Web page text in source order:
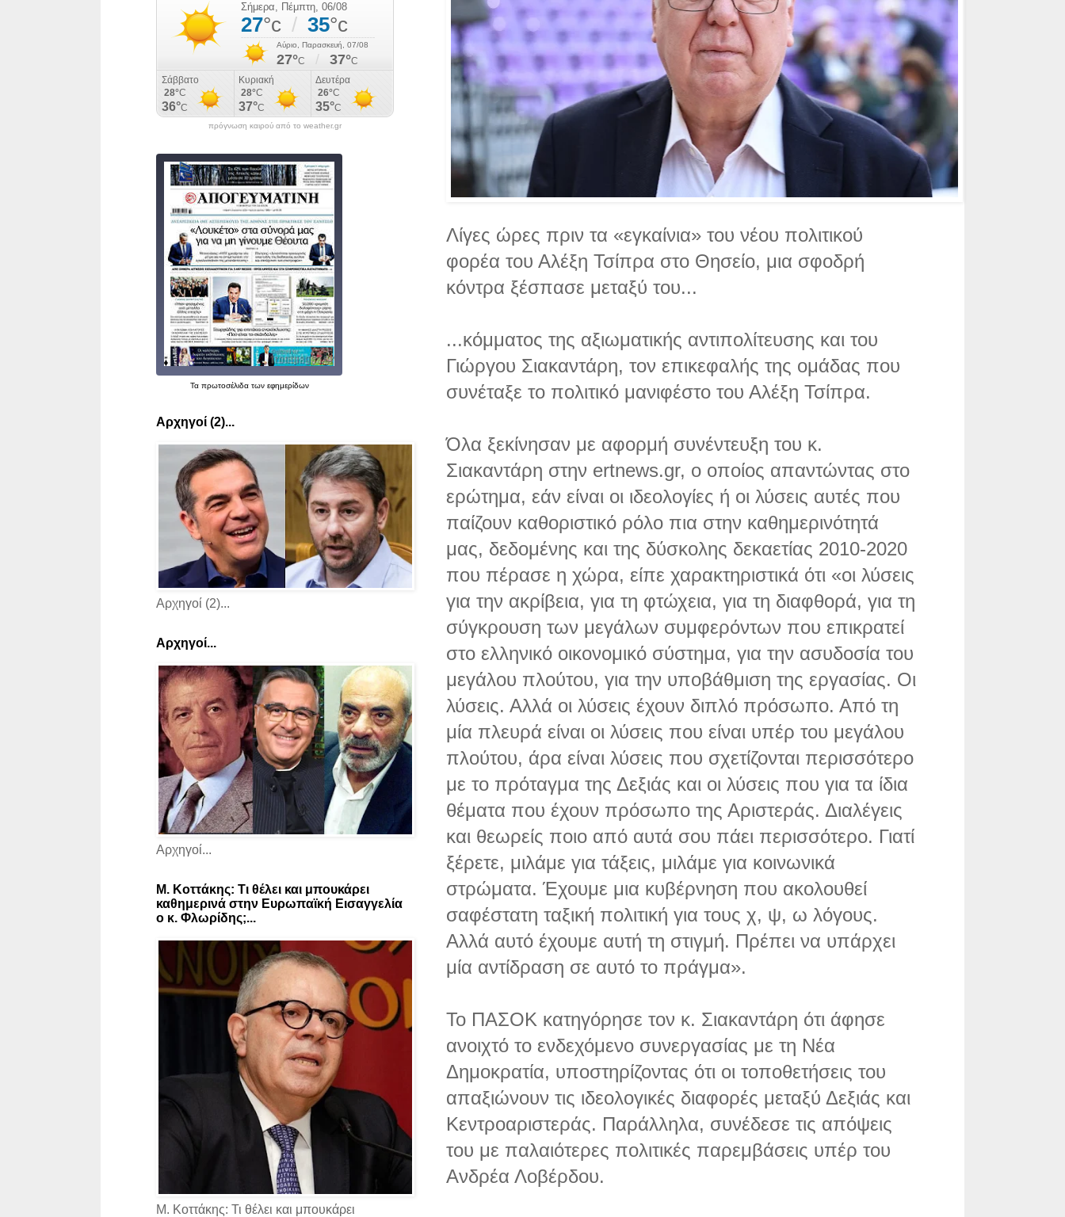
Λίγες ώρες πριν τα «εγκαίνια» του νέου πολιτικού
φορέα του Αλέξη Τσίπρα στο Θησείο, μια σφοδρή
κόντρα ξέσπασε μεταξύ του...
...κόμματος της αξιωματικής αντιπολίτευσης και του
Γιώργου Σιακαντάρη, τον επικεφαλής της ομάδας που
συνέταξε το πολιτικό μανιφέστο του Αλέξη Τσίπρα.
Όλα ξεκίνησαν με αφορμή συνέντευξη του κ.
Σιακαντάρη στην ertnews.gr, ο οποίος απαντώντας στο
ερώτημα, εάν είναι οι ιδεολογίες ή οι λύσεις αυτές που
παίζουν καθοριστικό ρόλο πια στην καθημερινότητά
μας, δεδομένης και της δύσκολης δεκαετίας 2010-2020
που πέρασε η χώρα, είπε χαρακτηριστικά ότι «οι λύσεις
για την ακρίβεια, για τη φτώχεια, για τη διαφθορά, για τη
σύγκρουση των μεγάλων συμφερόντων που επικρατεί
στο ελληνικό οικονομικό σύστημα, για την ασυδοσία του
μεγάλου πλούτου, για την υποβάθμιση της εργασίας. Οι
λύσεις. Αλλά οι λύσεις έχουν διπλό πρόσωπο. Από τη
μία πλευρά είναι οι λύσεις που είναι υπέρ του μεγάλου
πλούτου, άρα είναι λύσεις που σχετίζονται περισσότερο
με το πρόταγμα της Δεξιάς και οι λύσεις που για τα ίδια
θέματα που έχουν πρόσωπο της Αριστεράς. Διαλέγεις
και θεωρείς ποιο από αυτά σου πάει περισσότερο. Γιατί
ξέρετε, μιλάμε για τάξεις, μιλάμε για κοινωνικά
στρώματα. Έχουμε μια κυβέρνηση που ακολουθεί
σαφέστατη ταξική πολιτική για τους χ, ψ, ω λόγους.
Αλλά αυτό έχουμε αυτή τη στιγμή. Πρέπει να υπάρχει
μία αντίδραση σε αυτό το πράγμα».
Το ΠΑΣΟΚ κατηγόρησε τον κ. Σιακαντάρη ότι άφησε
ανοιχτό το ενδεχόμενο συνεργασίας με τη Νέα
Δημοκρατία, υποστηρίζοντας ότι οι τοποθετήσεις του
απαξιώνουν τις ιδεολογικές διαφορές μεταξύ Δεξιάς και
Κεντροαριστεράς. Παράλληλα, συνέδεσε τις απόψεις
του με παλαιότερες πολιτικές παρεμβάσεις υπέρ του
Ανδρέα Λοβέρδου.
πρόγνωση καιρού από το weather.gr
Τα πρωτοσέλιδατων εφημερίδων
Αρχηγοί (2)...
Αρχηγοί (2)...
Αρχηγοί...
Αρχηγοί...
Μ. Κοττάκης: Τι θέλει και μπουκάρει
καθημερινά στην Ευρωπαϊκή Εισαγγελία
ο κ. Φλωρίδης;...
Μ. Κοττάκης: Τι θέλει και μπουκάρει